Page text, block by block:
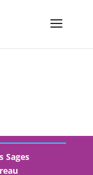
Sages